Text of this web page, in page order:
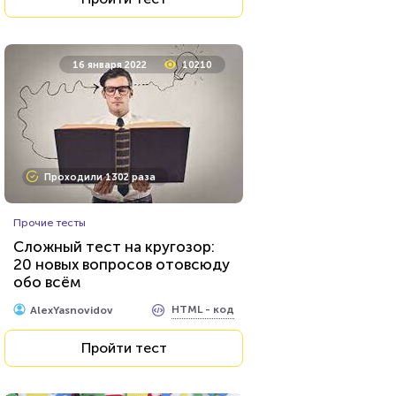
12437
Проходили 1016 раз
Профессии
Сможете ли вы стать
писателем?
Пройти тест
16 января 2022 10210
Проходили 1302 раза
Прочие тесты
Сложный тест на кругозор:
20 новых вопросов отовсюду
обо всём
AlexYasnovidov HTML - код
Пройти тест